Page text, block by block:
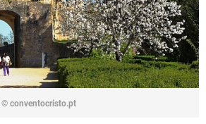
© conventocristo.pt